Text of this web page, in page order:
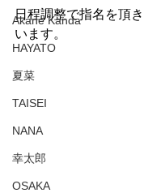
Akane Kanda
HAYATO
夏菜
TAISEI
NANA
幸太郎
OSAKA
日程調整で指名を頂
います。